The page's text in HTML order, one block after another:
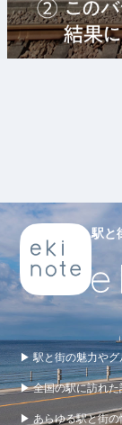
駅と
▶ 駅と街の魅力やグ
▶ 全国の駅に訪れた
▶ あらゆる駅と街の